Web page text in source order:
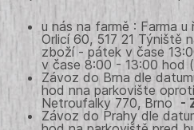
u nás na farmě : Farma u
Orlicí 60, 517 21 Týniště
zboží - pátek v čase
v čase 8:00 - 13:00 hod
Závoz do Brna dle
hod nna parkovište
Netroufalky 770, Brno -
Závoz do Prahy dle